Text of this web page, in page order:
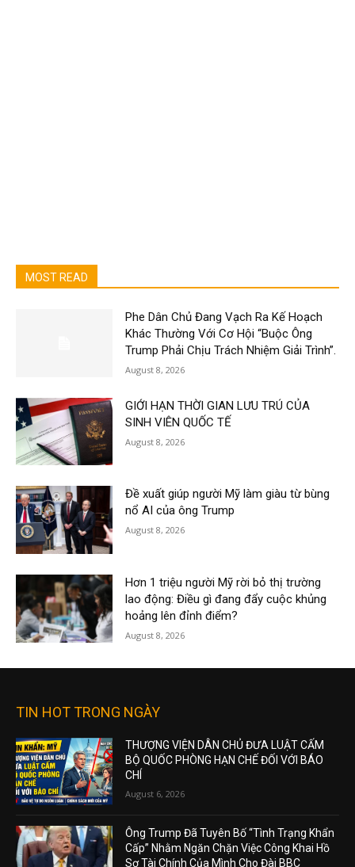
MOST READ
Phe Dân Chủ Đang Vạch Ra Kế Hoạch
Khác Thường Với Cơ Hội “Buộc Ông
Trump Phải Chịu Trách Nhiệm Giải Trình”.
August 8, 2026
GIỚI HẠN THỜI GIAN LƯU TRÚ CỦA
SINH VIÊN QUỐC TẾ
August 8, 2026
Đề xuất giúp người Mỹ làm giàu từ bùng
nổ AI của ông Trump
August 8, 2026
Hơn 1 triệu người Mỹ rời bỏ thị trường
lao động: Điều gì đang đẩy cuộc khủng
hoảng lên đỉnh điểm?
August 8, 2026
TIN HOT TRONG NGÀY
THƯỢNG VIỆN DÂN CHỦ ĐƯA LUẬT CẤM
BỘ QUỐC PHÒNG HẠN CHẾ ĐỐI VỚI BÁO
CHÍ
August 6, 2026
Ông Trump Đã Tuyên Bố “Tình Trạng Khẩn
Cấp” Nhằm Ngăn Chặn Việc Công Khai Hồ
Sơ Tài Chính Của Mình Cho Đài BBC